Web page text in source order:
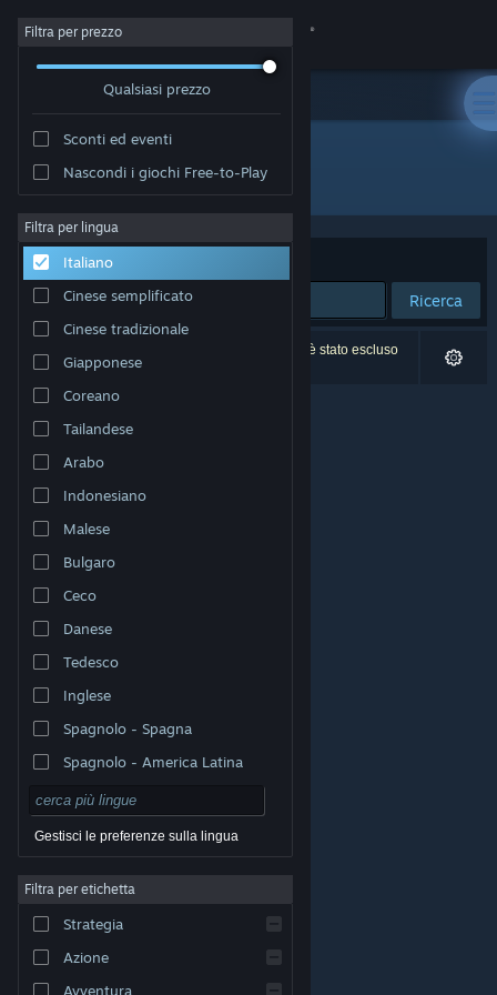
Accedi
Informazioni
Assistenza
Cambia la lingua
Ottieni l'app mobile di Steam
Visualizza il sito web per desktop
appartengono ai rispettivi proprietari negli Stati Uniti e
legali|
Steam| Rimborsi|
Filtra per prezzo
Qualsiasi prezzo
Sconti ed eventi
Nascondi i giochi Free-to-Play
Filtra per lingua
Italiano
Cinese semplificato
Cinese tradizionale
Giapponese
Coreano
Tailandese
Arabo
Indonesiano
Malese
Bulgaro
Ceco
Danese
Tedesco
Inglese
Spagnolo - Spagna
Spagnolo - America Latina
Gestisci le preferenze sulla lingua
Filtra per etichetta
Strategia
Azione
Avventura
Sviluppatore: Teelur Games
Ordina per Rilevanza
Ricerca
0 risultati corrispondono alla tua ricerca. 1 titolo è stato escluso
in base alle tue preferenze.